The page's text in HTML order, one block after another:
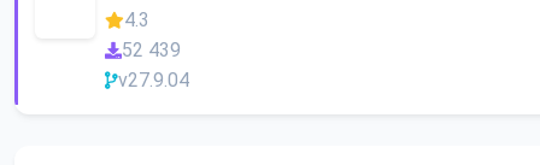
4.3
52 439
v27.9.04